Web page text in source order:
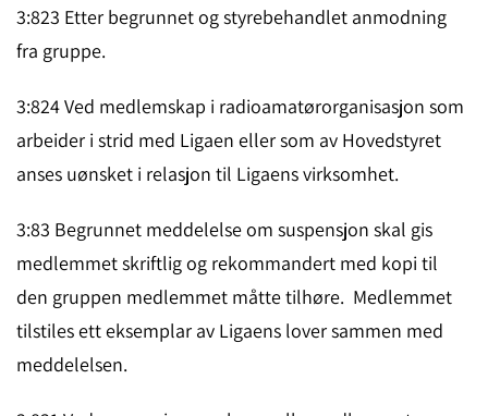
3:823 Etter begrunnet og styrebehandlet anmodning
fra gruppe.
3:824 Ved medlemskap i radioamatørorganisasjon som
arbeider i strid med Ligaen eller som av Hovedstyret
anses uønsket i relasjon til Ligaens virksomhet.
3:83 Begrunnet meddelelse om suspensjon skal gis
medlemmet skrift­lig og rekom­mandert med kopi til
den gruppen med­lemmet måtte tilhøre. Med­lemmet
tilstiles ett eksemplar av Ligaens lover sammen med
med­delel­sen.